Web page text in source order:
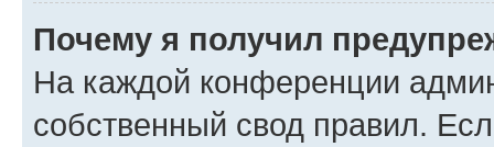
Почему я получил
На каждой конференции
собственный свод правил.